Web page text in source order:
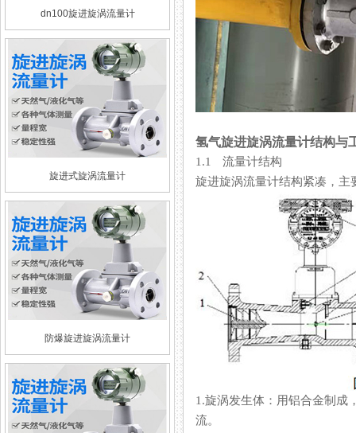
dn100旋进旋涡流量计
旋进式旋涡流量计
防爆旋进旋涡流量计
氢气旋进旋涡流量计结构与
1.1 流量计结构
旋进旋涡流量计结构紧凑，主要
1.旋涡发生体：用铝合金制成
流。